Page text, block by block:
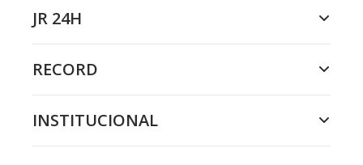
JR 24H
RECORD
INSTITUCIONAL